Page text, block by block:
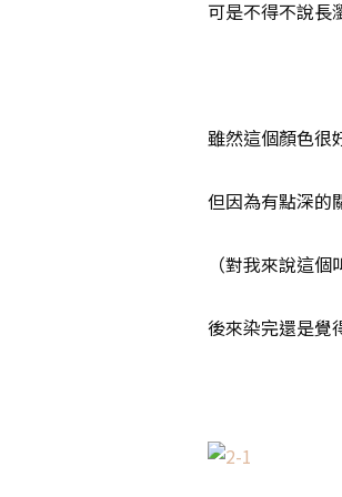
可是不得不說長
雖然這個顏色很
但因為有點深的
（對我來說這個
後來染完還是覺